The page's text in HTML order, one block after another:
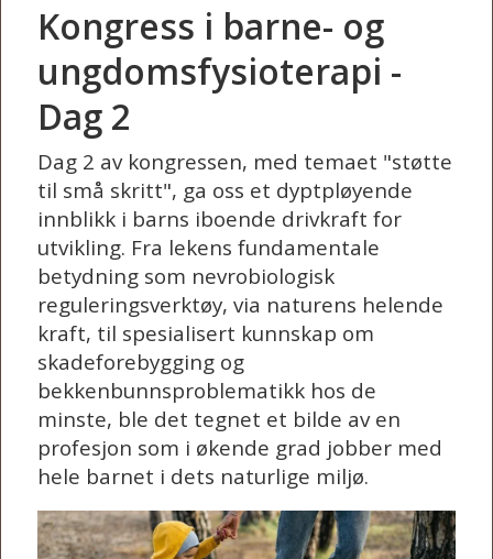
Kongress i barne- og
ungdomsfysioterapi -
Dag 2
Dag 2 av kongressen, med temaet "støtte
til små skritt", ga oss et dyptpløyende
innblikk i barns iboende drivkraft for
utvikling. Fra lekens fundamentale
betydning som nevrobiologisk
reguleringsverktøy, via naturens helende
kraft, til spesialisert kunnskap om
skadeforebygging og
bekkenbunnsproblematikk hos de
minste, ble det tegnet et bilde av en
profesjon som i økende grad jobber med
hele barnet i dets naturlige miljø.